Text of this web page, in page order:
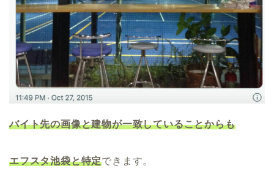
バイト先の画像と建物が一致していることからも
エフスタ池袋と特定できます。